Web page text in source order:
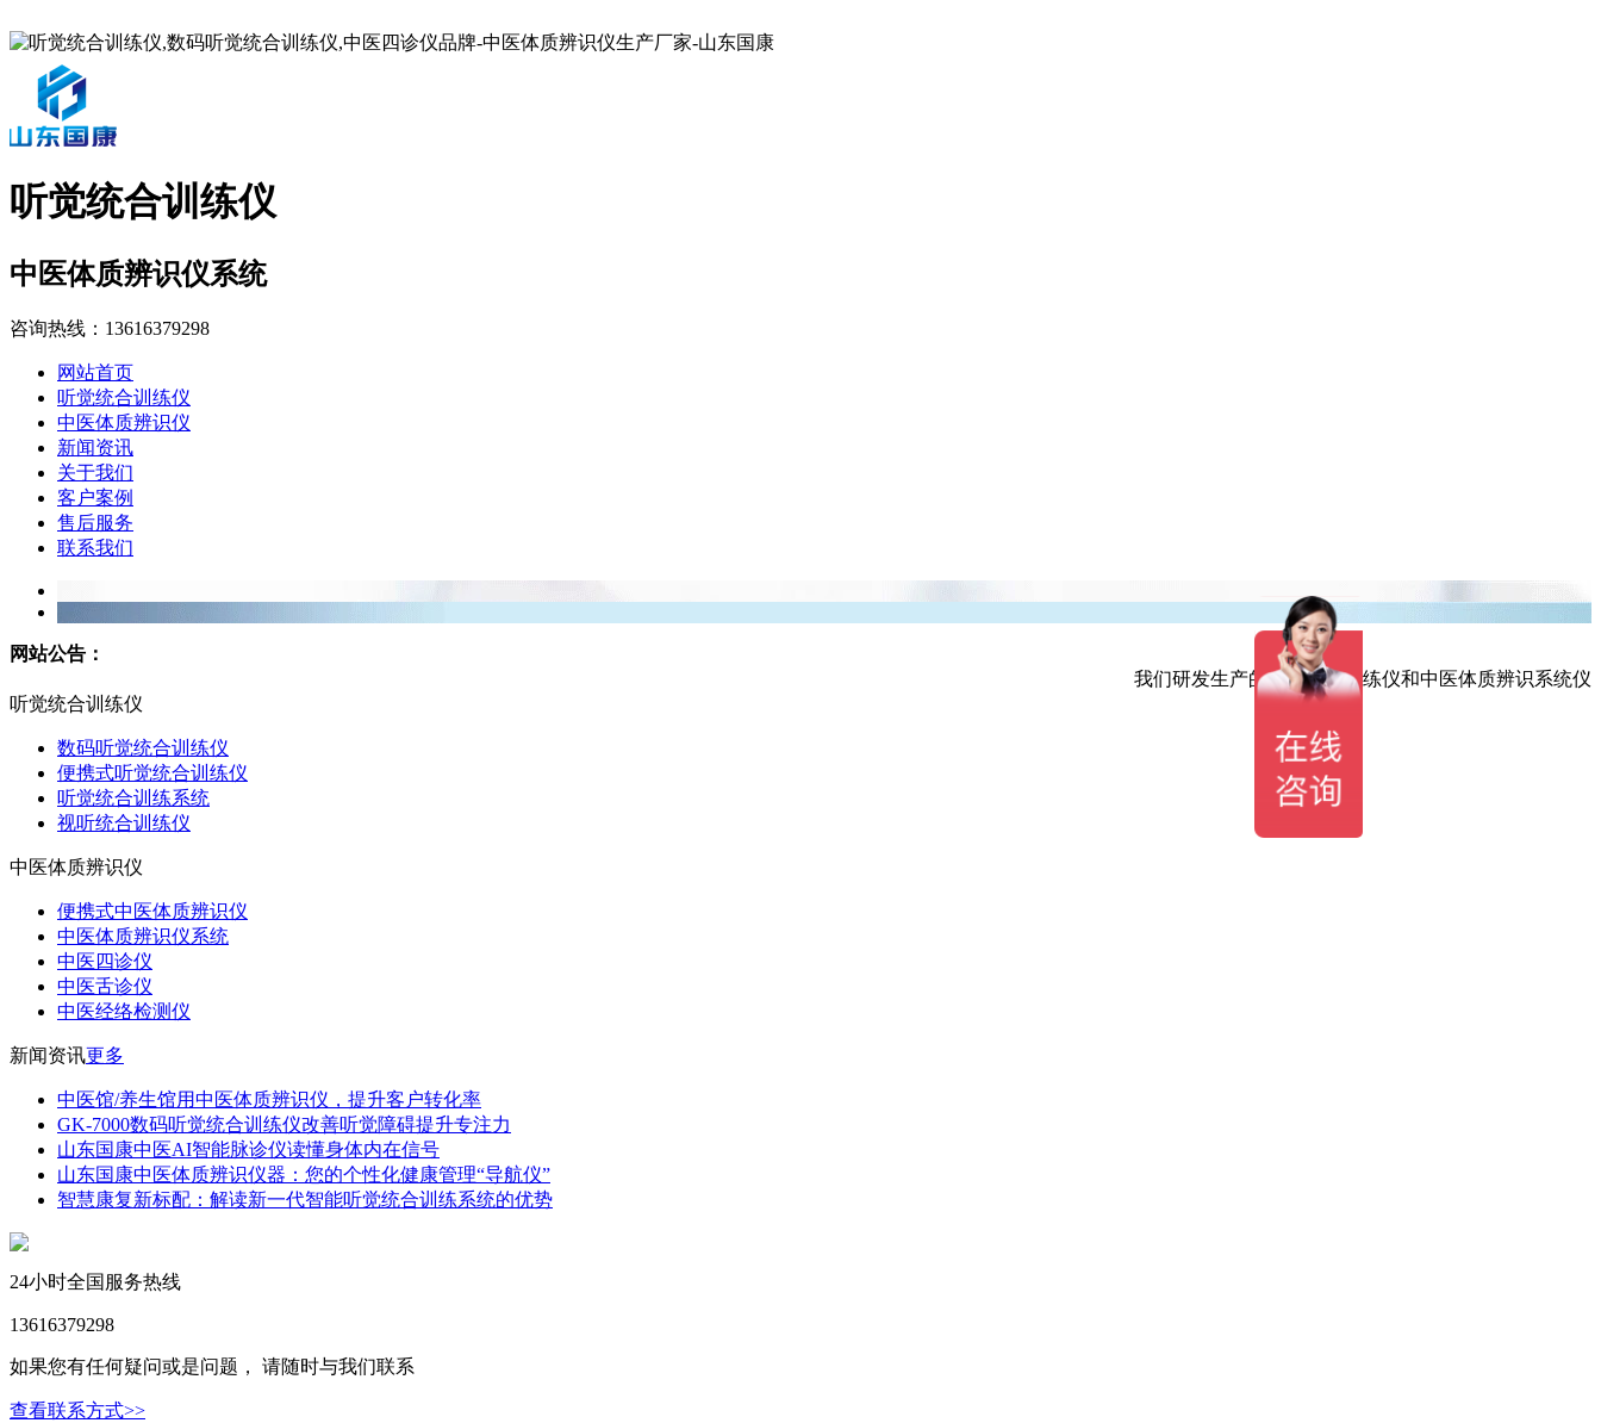
听觉统合训练仪
中医体质辨识仪系统
咨询热线： 13616379298
网站首页
听觉统合训练仪
中医体质辨识仪
新闻资讯
关于我们
客户案例
售后服务
联系我们
网站公告：
我们研发生产的听觉综合训练仪和中医体质辨识系统仪
听觉统合训练仪
数码听觉统合训练仪
便携式听觉统合训练仪
听觉统合训练系统
视听统合训练仪
中医体质辨识仪
便携式中医体质辨识仪
中医体质辨识仪系统
中医四诊仪
中医舌诊仪
中医经络检测仪
新闻资讯更多
中医馆/养生馆用中医体质辨识仪，提升客户转化率
GK-7000数码听觉统合训练仪改善听觉障碍提升专注力
山东国康中医AI智能脉诊仪读懂身体内在信号
山东国康中医体质辨识仪器：您的个性化健康管理“导航仪”
智慧康复新标配：解读新一代智能听觉统合训练系统的优势
24小时全国服务热线
13616379298
如果您有任何疑问或是问题， 请随时与我们联系
查看联系方式>>